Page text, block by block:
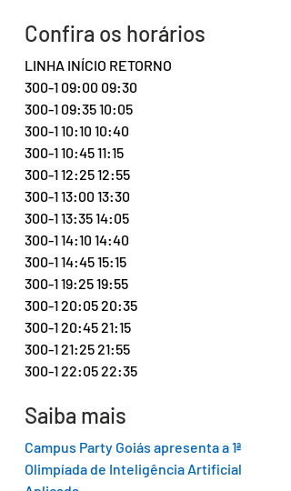
Confira os horários
LINHA INÍCIO RETORNO
300-1 09:00 09:30
300-1 09:35 10:05
300-1 10:10 10:40
300-1 10:45 11:15
300-1 12:25 12:55
300-1 13:00 13:30
300-1 13:35 14:05
300-1 14:10 14:40
300-1 14:45 15:15
300-1 19:25 19:55
300-1 20:05 20:35
300-1 20:45 21:15
300-1 21:25 21:55
300-1 22:05 22:35
Saiba mais
Campus Party Goiás apresenta a 1ª
Olimpíada de Inteligência Artificial